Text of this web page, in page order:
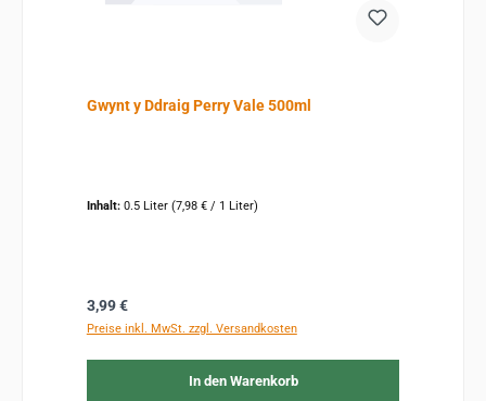
Gwynt y Ddraig Perry Vale 500ml
Inhalt: 0.5 Liter (7,98 € / 1 Liter)
Regulärer Preis:
3,99 €
Preise inkl. MwSt. zzgl. Versandkosten
In den Warenkorb